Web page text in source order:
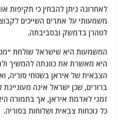
לאחרונה ניתן להבחין כי תקיפות
משמעותי על אתרים השייכים
לטהרן בדמשק ובסביבתה.
המשמעות היא שישראל שולחת
היא מאשרת את כוונתה להמשיך
הצבאית של איראן בשטחי סוריה,
ברורים, שכן ישראל אינה
זמני לאדמת איראן, אך בתמורה
כל נוכחות צבאית ושלוחות בסוריה.